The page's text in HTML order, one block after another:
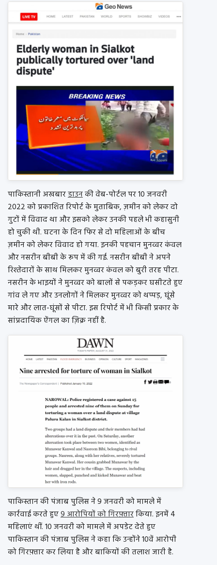
पाकिस्तानी अखबारडाउनकी वेब-पोर्टल पर 10 जनवरी
2022 को प्रकाशित रिपोर्ट के मुताबिक, ज़मीन को लेकर दो
गुटों में विवाद था और इसको लेकर उनकी पहले भी कहासुनी
हो चुकी थी. घटना के दिन फिर से दो महिलाओं के बीच
ज़मीन को लेकर विवाद हो गया. इनकी पहचान मुनव्वर कंवल
और नसरीन बीबी के रूप में की गई. नसरीन बीबी ने अपने
रिश्तेदारों के साथ मिलकर मुनव्वर कंवल को बुरी तरह पीटा.
नसरीन के भाइयों ने मुनव्वर को बालों से पकड़कर घसीटते हुए
गांव ले गए और उनलोगों ने मिलकर मुनव्वर को थप्पड़, घूंसे
मारे और लात-घूंसों से पीटा. इस रिपोर्ट में भी किसी प्रकार के
सांप्रदायिक ऐंगल का ज़िक्र नहीं है.
पाकिस्तान की पंजाब पुलिस ने 9 जनवरी को मामले में
कार्रवाई करते हुए9 आरोपियों को गिरफ़्तारकिया. इनमें 4
महिलाएं थीं. 10 जनवरी को मामले में अपडेट देते हुए
पाकिस्तान की पंजाब पुलिस ने कहा कि उन्होंने 10वें आरोपी
को गिरफ़्तार कर लिया है और बाकियों की तलाश जारी है.